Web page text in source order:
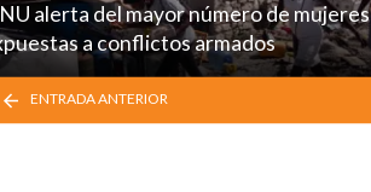
alerta del mayor número de mujeres
a conflictos armados
ENTRADA ANTERIOR